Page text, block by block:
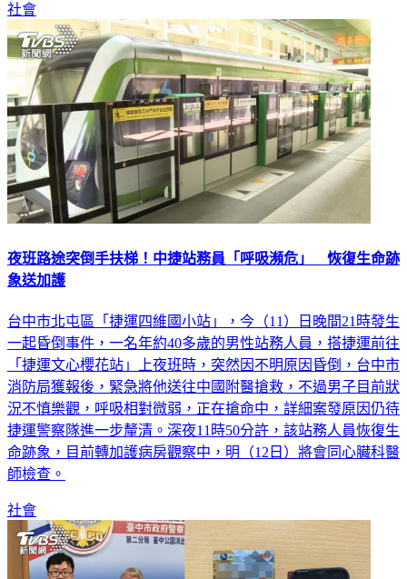
社會
夜班路途突倒手扶梯！中捷站務員「呼吸瀕危」 恢復生命跡
象送加護
台中市北屯區「捷運四維國小站」，今（11）日晚間21時發生
一起昏倒事件，一名年約40多歲的男性站務人員，搭捷運前往
「捷運文心櫻花站」上夜班時，突然因不明原因昏倒，台中市
消防局獲報後，緊急將他送往中國附醫搶救，不過男子目前狀
況不慎樂觀，呼吸相對微弱，正在搶命中，詳細案發原因仍待
捷運警察隊進一步釐清。深夜11時50分許，該站務人員恢復生
命跡象，目前轉加護病房觀察中，明（12日）將會同心臟科醫
師檢查。
社會